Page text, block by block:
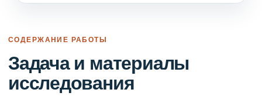
СОДЕРЖАНИЕ РАБОТЫ
Задача и материалы
исследования